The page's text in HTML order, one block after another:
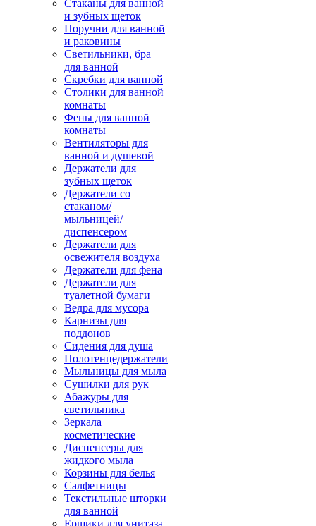
Стаканы для ванной
и зубных щеток
Поручни для ванной
и раковины
Светильники, бра
для ванной
Скребки для ванной
Столики для ванной
комнаты
Фены для ванной
комнаты
Вентиляторы для
ванной и душевой
Держатели для
зубных щеток
Держатели со
стаканом/
мыльницей/
диспенсером
Держатели для
освежителя воздуха
Держатели для фена
Держатели для
туалетной бумаги
Ведра для мусора
Карнизы для
поддонов
Сидения для душа
Полотенцедержатели
Мыльницы для мыла
Сушилки для рук
Абажуры для
светильника
Зеркала
косметические
Диспенсеры для
жидкого мыла
Корзины для белья
Салфетницы
Текстильные шторки
для ванной
Ершики для унитаза